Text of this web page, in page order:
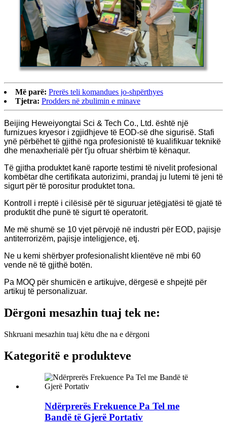
Më parë: Prerës teli komandues jo-shpërthyes
Tjetra: Prodders në zbulimin e minave
Beijing Heweiyongtai Sci & Tech Co., Ltd. është një
furnizues kryesor i zgjidhjeve të EOD-së dhe sigurisë. Stafi
ynë përbëhet të gjithë nga profesionistë të kualifikuar teknikë
dhe menaxherialë për t'ju ofruar shërbim të kënaqur.
Të gjitha produktet kanë raporte testimi të nivelit profesional
kombëtar dhe certifikata autorizimi, prandaj ju lutemi të jeni të
sigurt për të porositur produktet tona.
Kontroll i rreptë i cilësisë për të siguruar jetëgjatësi të gjatë të
produktit dhe punë të sigurt të operatorit.
Me më shumë se 10 vjet përvojë në industri për EOD, pajisje
antiterrorizëm, pajisje inteligjence, etj.
Ne u kemi shërbyer profesionalisht klientëve në mbi 60
vende në të gjithë botën.
Pa MOQ për shumicën e artikujve, dërgesë e shpejtë për
artikuj të personalizuar.
Dërgoni mesazhin tuaj tek ne:
Shkruani mesazhin tuaj këtu dhe na e dërgoni
Kategoritë e produkteve
Ndërprerës Frekuence Pa Tel me
Bandë të Gjerë Portativ